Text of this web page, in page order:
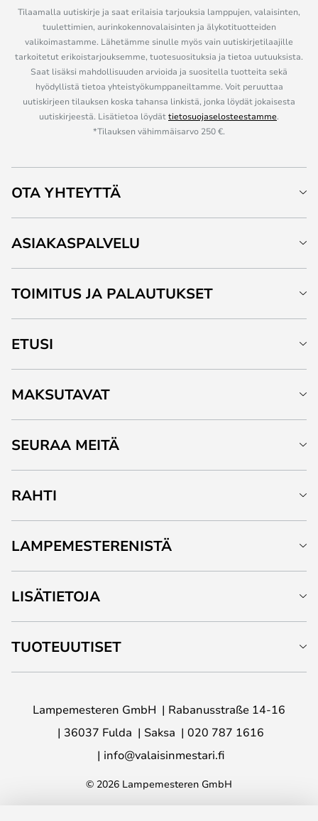
Tilaamalla uutiskirje ja saat erilaisia tarjouksia lamppujen, valaisinten,
tuulettimien, aurinkokennovalaisinten ja älykotituotteiden
valikoimastamme. Lähetämme sinulle myös vain uutiskirjetilaajille
tarkoitetut erikoistarjouksemme, tuotesuosituksia ja tietoa uutuuksista.
Saat lisäksi mahdollisuuden arvioida ja suositella tuotteita sekä
hyödyllistä tietoa yhteistyökumppaneiltamme. Voit peruuttaa
uutiskirjeen tilauksen koska tahansa linkistä, jonka löydät jokaisesta
uutiskirjeestä. Lisätietoa löydättietosuojaselosteestamme.
*Tilauksen vähimmäisarvo 250 €.
OTA YHTEYTTÄ
ASIAKASPALVELU
TOIMITUS JA PALAUTUKSET
ETUSI
MAKSUTAVAT
SEURAA MEITÄ
RAHTI
LAMPEMESTERENISTÄ
LISÄTIETOJA
TUOTEUUTISET
Lampemesteren GmbH
Rabanusstraße 14-16
36037 Fulda
Saksa
020 787 1616
info@valaisinmestari.fi
© 2026 Lampemesteren GmbH